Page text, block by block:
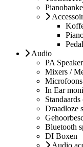
Audio
PA
Mixers /
Microfoons
In Ear
Standaards
Draadloze
Bluetooth
DI Boxen
Audio